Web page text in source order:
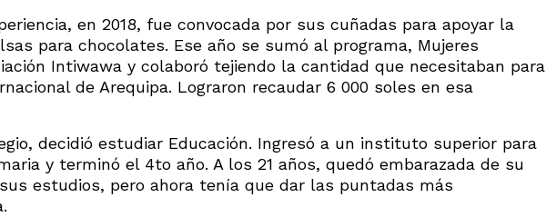
en 2018, fue convocada por sus cuñadas para apoyar la
para chocolates. Ese año se sumó al programa, Mujeres
Intiwawa y colaboró tejiendo la cantidad que necesitaban para
de Arequipa. Lograron recaudar 6 000 soles en esa
decidió estudiar Educación. Ingresó a un instituto superior para
y terminó el 4to año. A los 21 años, quedó embarazada de su
estudios, pero ahora tenía que dar las puntadas más